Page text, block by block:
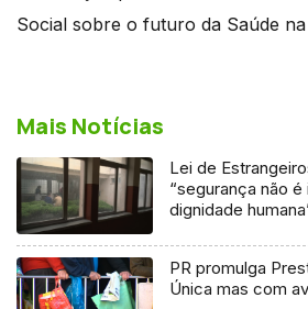
Social sobre o futuro da Saúde na
Mais Notícias
Lei de
“segurança não
dignidade
PR promulga
Única mas com